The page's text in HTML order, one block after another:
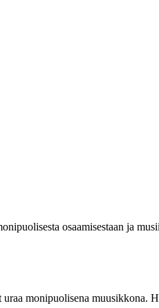
osaamisestaan ja
monipuolisena